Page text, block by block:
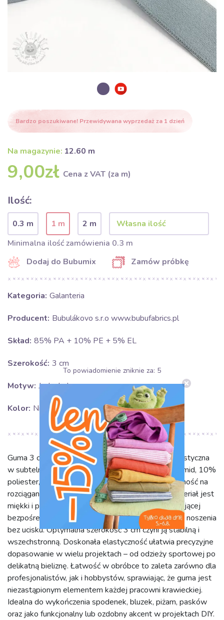
Bardzo poszukiwane! Przewidywana wyprzedaż za 1 dzień
Na magazynie: 12.60 m
9,00zł Cena z VAT (za m)
Ilość:
0.3 m 1 m
2 m
Minimalna ilość zamówienia 0.3 m
Dodaj do Bubumix Zamów próbkę
Kategoria: Galanteria
Producent: Bubulákovo s.r.o www.bubufabrics.pl
Skład: 85% PA + 10% PE + 5% EL
Szerokość: 3 cm
Motyw: Jednokolorowe
Kolor: Niebieski
Guma 3 cm cloud blue to jednokolorowa taśma elastyczna
w subtelnym odcieniu błękitu. Jej skład (85% poliamid, 10%
poliester, 5% elastan) gwarantuje trwałość, odporność na
rozciąganie i długotrwałe zachowanie kształtu. Materiał jest
miękki i przyjemny w dotyku, idealny do odzieży mającej
bezpośredni kontakt ze skórą, zapewniając komfort noszenia
bez ucisku. Optymalna szerokość 3 cm czyni ją stabilną i
wszechstronną. Doskonała elastyczność ułatwia precyzyjne
dopasowanie w wielu projektach – od odzieży sportowej po
delikatną bieliznę. Łatwość w obróbce to zaleta zarówno dla
profesjonalistów, jak i hobbystów, sprawiając, że guma jest
niezastąpionym elementem każdej pracowni krawieckiej.
Idealna do wykończenia spodenek, bluzek, piżam, pasków
oraz jako funkcjonalny lub ozdobny akcent w projektach DIY.
To powiadomienie zniknie za: 5